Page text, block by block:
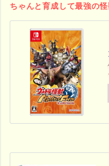
ちゃんと育成して最強の